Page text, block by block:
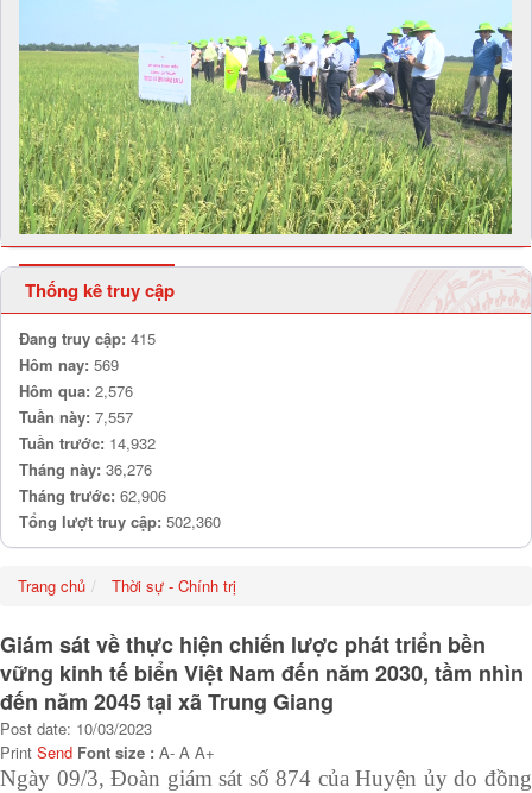
Thống kê truy cập
Đang truy cập: 415
Hôm nay: 569
Hôm qua: 2,576
Tuần này: 7,557
Tuần trước: 14,932
Tháng này: 36,276
Tháng trước: 62,906
Tổng lượt truy cập: 502,360
Trang chủ Thời sự - Chính trị
Giám sát về thực hiện chiến lược phát triển bền
vững kinh tế biển Việt Nam đến năm 2030, tầm nhìn
đến năm 2045 tại xã Trung Giang
Post date: 10/03/2023
Print Send Font size : A- A A+
Ngày 09/3, Đoàn giám sát số 874 của Huyện ủy do đồng